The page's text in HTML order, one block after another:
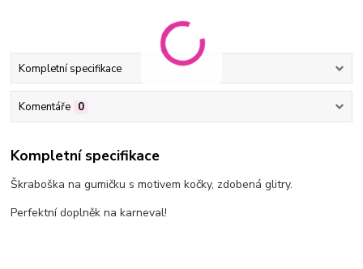
Kompletní specifikace
Komentáře 0
Kompletní specifikace
Škraboška na gumičku s motivem kočky, zdobená glitry.
Perfektní doplněk na karneval!